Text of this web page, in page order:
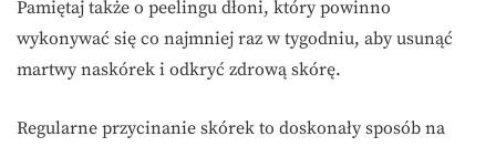
Pamiętaj także o peelingu dłoni, który powinno
wykonywać się co najmniej raz w tygodniu, aby usunąć
martwy naskórek i odkryć zdrową skórę.
Regularne przycinanie skórek to doskonały sposób na